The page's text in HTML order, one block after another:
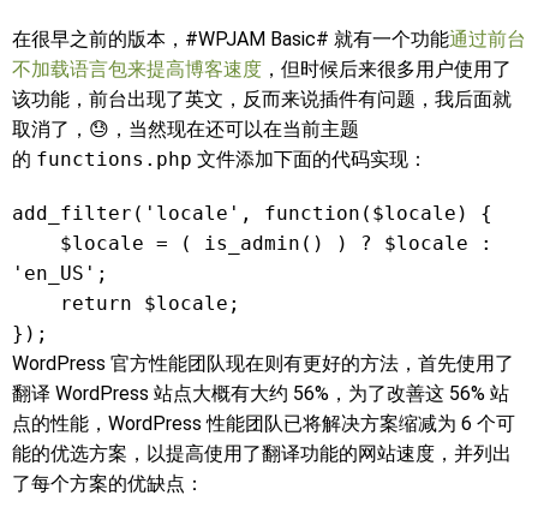
在很早之前的版本，#WPJAM Basic# 就有一个功能通过前台
不加载语言包来提高博客速度 ，但时候后来很多用户使用了
该功能，前台出现了英文，反而来说插件有问题，我后面就
取消了，😓，当然现在还可以在当前主题
的 functions.php 文件添加下面的代码实现：
add_filter('locale', function($locale) {
'en_US';
});
WordPress 官方性能团队现在则有更好的方法，首先使用了
翻译 WordPress 站点大概有大约 56%，为了改善这 56% 站
点的性能，WordPress 性能团队已将解决方案缩减为 6 个可
能的优选方案，以提高使用了翻译功能的网站速度，并列出
了每个方案的优缺点：